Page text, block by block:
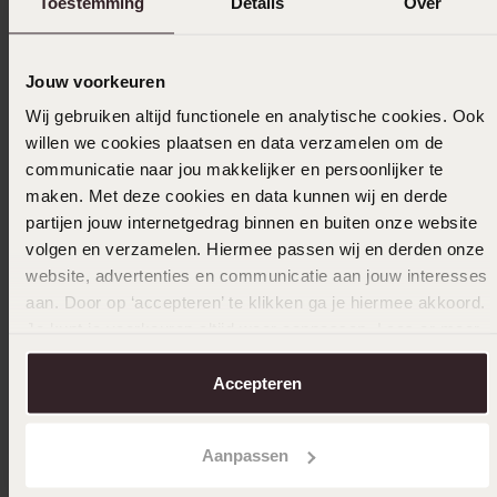
Jouw voorkeuren
Wij gebruiken altijd functionele en analytische cookies. Ook
willen we cookies plaatsen en data verzamelen om de
communicatie naar jou makkelijker en persoonlijker te
maken. Met deze cookies en data kunnen wij en derde
partijen jouw internetgedrag binnen en buiten onze website
volgen en verzamelen. Hiermee passen wij en derden onze
website, advertenties en communicatie aan jouw interesses
aan. Door op ‘accepteren’ te klikken ga je hiermee akkoord.
over in onscookiebeleid.
Accepteren
Aanpassen